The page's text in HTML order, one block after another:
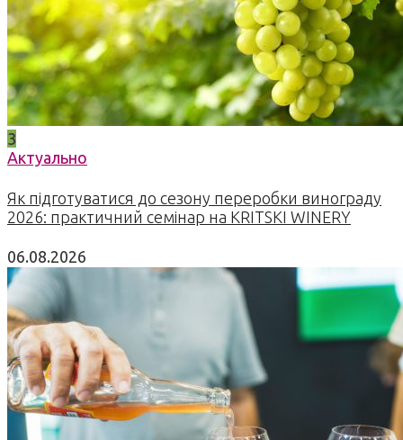
3
Актуально
Як підготуватися до сезону переробки винограду
2026: практичний семінар на KRITSKI WINERY
06.08.2026